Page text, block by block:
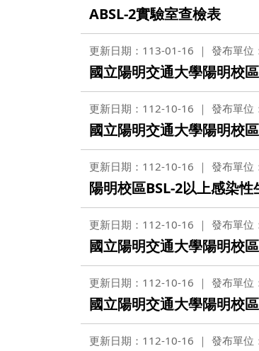
ABSL-2實驗室查檢表
更新日期：113-01-16 發布單位
國立陽明交通大學陽明校
更新日期：112-10-16 發布單位
國立陽明交通大學陽明校
更新日期：112-10-16 發布單位
陽明校區BSL-2以上感染
更新日期：112-10-16 發布單位
國立陽明交通大學陽明校
更新日期：112-10-16 發布單位
國立陽明交通大學陽明校
更新日期：112-10-16 發布單位